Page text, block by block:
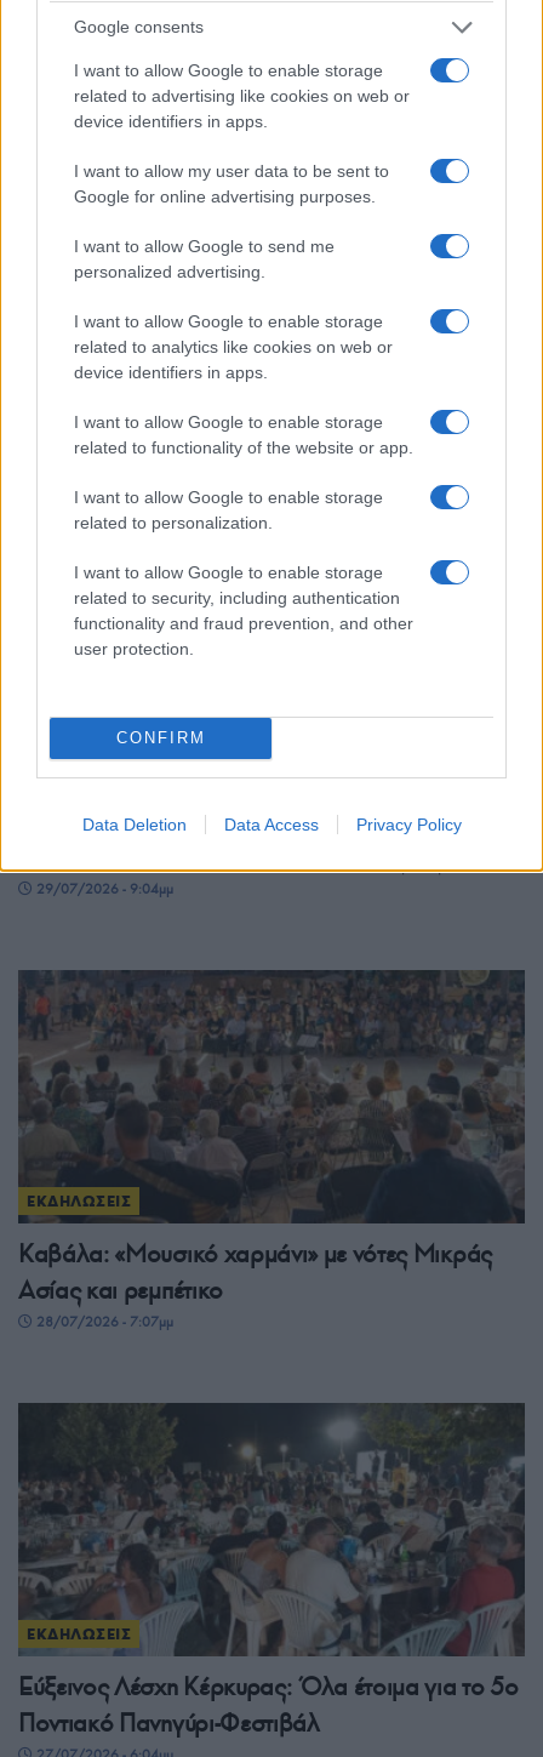
Google consents
I want to allow Google to enable storage
related to advertising like cookies on web or
device identifiers in apps.
I want to allow my user data to be sent to
Google for online advertising purposes.
I want to allow Google to send me
personalized advertising.
I want to allow Google to enable storage
related to analytics like cookies on web or
device identifiers in apps.
I want to allow Google to enable storage
related to functionality of the website or app.
I want to allow Google to enable storage
related to personalization.
I want to allow Google to enable storage
related to security, including authentication
functionality and fraud prevention, and other
user protection.
CONFIRM
Data Deletion Data Access Privacy Policy
Φούφεια 2026: Η γιορτή της πατάτας επιστρέφει
με μουσική, παράδοση και γεύσεις της δυτικής
Μακεδονίας
30/07/2026 - 8:26μμ
Τριάδα Σερρών: Μια ξεχωριστή ποντιακή βραδιά
29/07/2026 - 9:04μμ
ΕΚΔΗΛΩΣΕΙΣ
Καβάλα: «Μουσικό χαρμάνι» με νότες Μικράς
Ασίας και ρεμπέτικο
28/07/2026 - 7:07μμ
ΕΚΔΗΛΩΣΕΙΣ
Εύξεινος Λέσχη Κέρκυρας: Όλα έτοιμα για το 5ο
Ποντιακό Πανηγύρι-Φεστιβάλ